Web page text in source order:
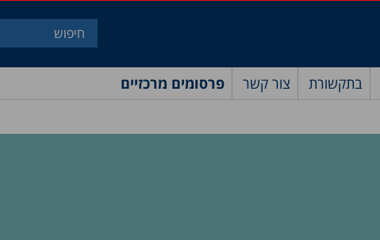
בתקשורת צור קשר פרסומים מרכזיים